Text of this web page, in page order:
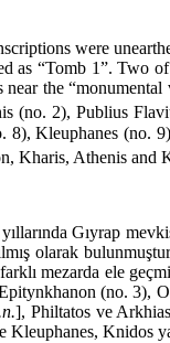
were
“Tomb 1”. Two
the
(no. 2), Publius
8), Kleuphanes (no.
Kharis, Athenis and
Gıyrap
olarak
farklı me­zarda ele
(no.
], Philtatos ve
Knidos